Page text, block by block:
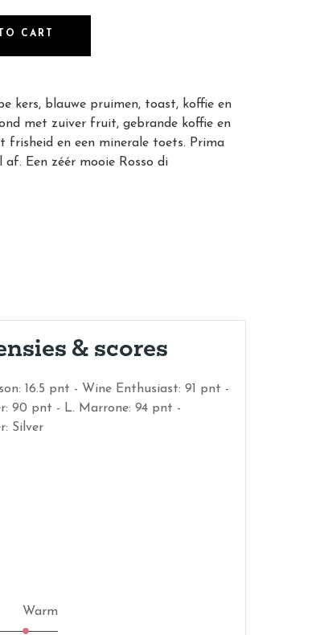
CART
kers, blauwe pruimen, toast, koffie en
met zuiver fruit, gebrande koffie en
frisheid en een minerale toets. Prima
Een zéér mooie Rosso di
& scores
16.5 pnt - Wine Enthusiast: 91 pnt -
90 pnt - L. Marrone: 94 pnt -
Silver
Warm